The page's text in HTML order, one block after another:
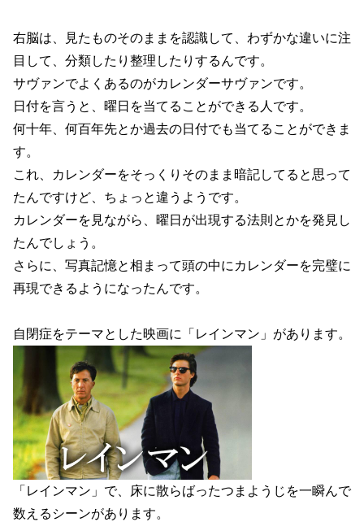
右脳は、見たものそのままを認識して、わずかな違いに注
目して、分類したり整理したりするんです。
サヴァンでよくあるのがカレンダーサヴァンです。
日付を言うと、曜日を当てることができる人です。
何十年、何百年先とか過去の日付でも当てることができま
す。
これ、カレンダーをそっくりそのまま暗記してると思って
たんですけど、ちょっと違うようです。
カレンダーを見ながら、曜日が出現する法則とかを発見し
たんでしょう。
さらに、写真記憶と相まって頭の中にカレンダーを完璧に
再現できるようになったんです。
自閉症をテーマとした映画に「レインマン」があります。
「レインマン」で、床に散らばったつまようじを一瞬んで
数えるシーンがあります。